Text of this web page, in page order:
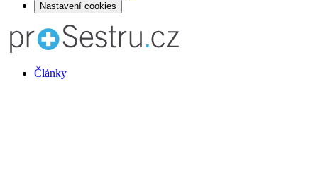
Nastavení cookies
Články